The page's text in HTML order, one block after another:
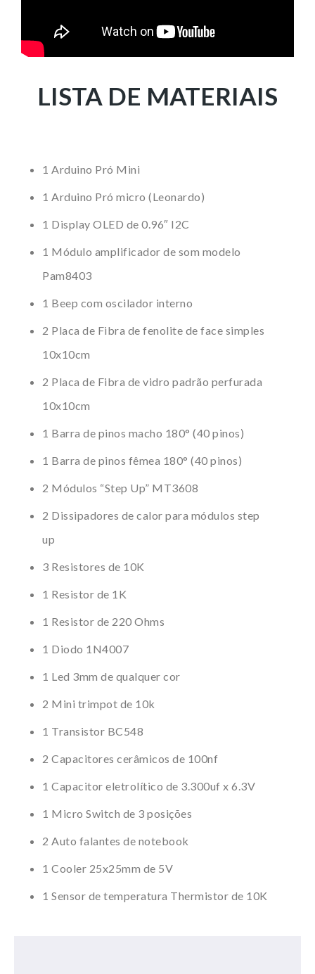
LISTA DE MATERIAIS
1 Arduino Pró Mini
1 Arduino Pró micro (Leonardo)
1 Display OLED de 0.96″ I2C
1 Módulo amplificador de som modelo
Pam8403
1 Beep com oscilador interno
2 Placa de Fibra de fenolite de face simples
10x10cm
2 Placa de Fibra de vidro padrão perfurada
10x10cm
1 Barra de pinos macho 180° (40 pinos)
1 Barra de pinos fêmea 180° (40 pinos)
2 Módulos “Step Up” MT3608
2 Dissipadores de calor para módulos step
up
3 Resistores de 10K
1 Resistor de 1K
1 Resistor de 220 Ohms
1 Diodo 1N4007
1 Led 3mm de qualquer cor
2 Mini trimpot de 10k
1 Transistor BC548
2 Capacitores cerâmicos de 100nf
1 Capacitor eletrolítico de 3.300uf x 6.3V
1 Micro Switch de 3 posições
2 Auto falantes de notebook
1 Cooler 25x25mm de 5V
1 Sensor de temperatura Thermistor de 10K